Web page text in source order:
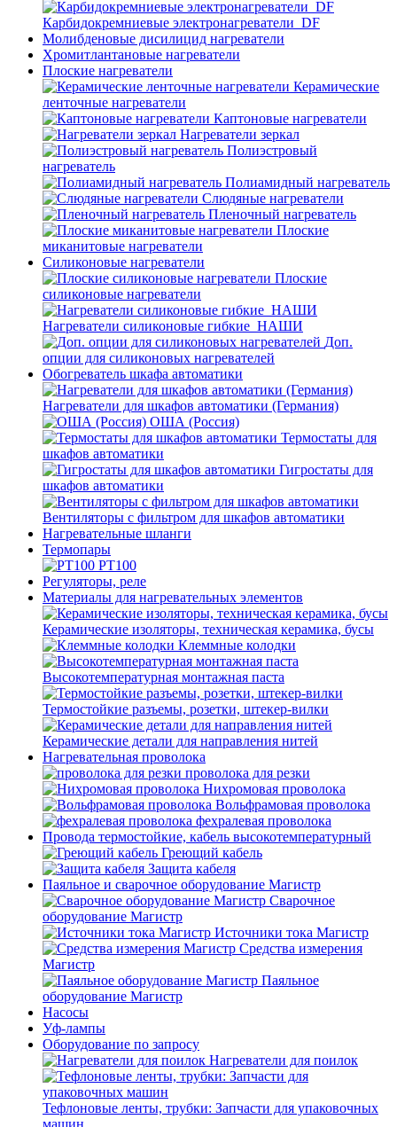
Карбидокремниевые электронагреватели_DF
Молибденовые дисилицид нагреватели
Хромитлантановые нагреватели
Плоские нагреватели
Керамические
ленточные нагреватели
Каптоновые нагреватели
Нагреватели зеркал
Полиэстровый
нагреватель
Полиамидный нагреватель
Слюдяные нагреватели
Пленочный нагреватель
Плоские
миканитовые нагреватели
Силиконовые нагреватели
Плоские
силиконовые нагреватели
Нагреватели силиконовые гибкие_НАШИ
Доп.
опции для силиконовых нагревателей
Обогреватель шкафа автоматики
Нагреватели для шкафов автоматики (Германия)
ОША (Россия)
Термостаты для
шкафов автоматики
Гигростаты для
шкафов автоматики
Вентиляторы с фильтром для шкафов автоматики
Нагревательные шланги
Термопары
PT100
Регуляторы, реле
Материалы для нагревательных элементов
Керамические изоляторы, техническая керамика, бусы
Клеммные колодки
Высокотемпературная монтажная паста
Термостойкие разъемы, розетки, штекер-вилки
Керамические детали для направления нитей
Нагревательная проволока
проволока для резки
Нихромовая проволока
Вольфрамовая проволока
фехралевая проволока
Провода термостойкие, кабель высокотемпературный
Греющий кабель
Защита кабеля
Паяльное и сварочное оборудование Магистр
Сварочное
оборудование Магистр
Источники тока Магистр
Средства измерения
Магистр
Паяльное
оборудование Магистр
Насосы
Уф-лампы
Оборудование по запросу
Нагреватели для поилок
Тефлоновые ленты, трубки: Запчасти для упаковочных
машин